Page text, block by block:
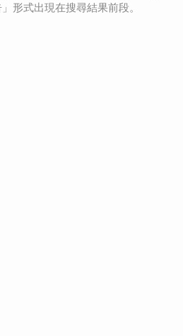
形式出現在搜尋結果前段。